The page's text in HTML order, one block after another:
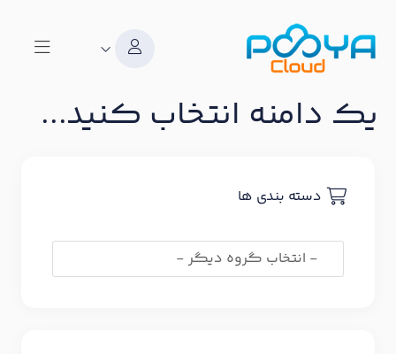
یک دامنه انتخاب کنید...
دسته بندی ها